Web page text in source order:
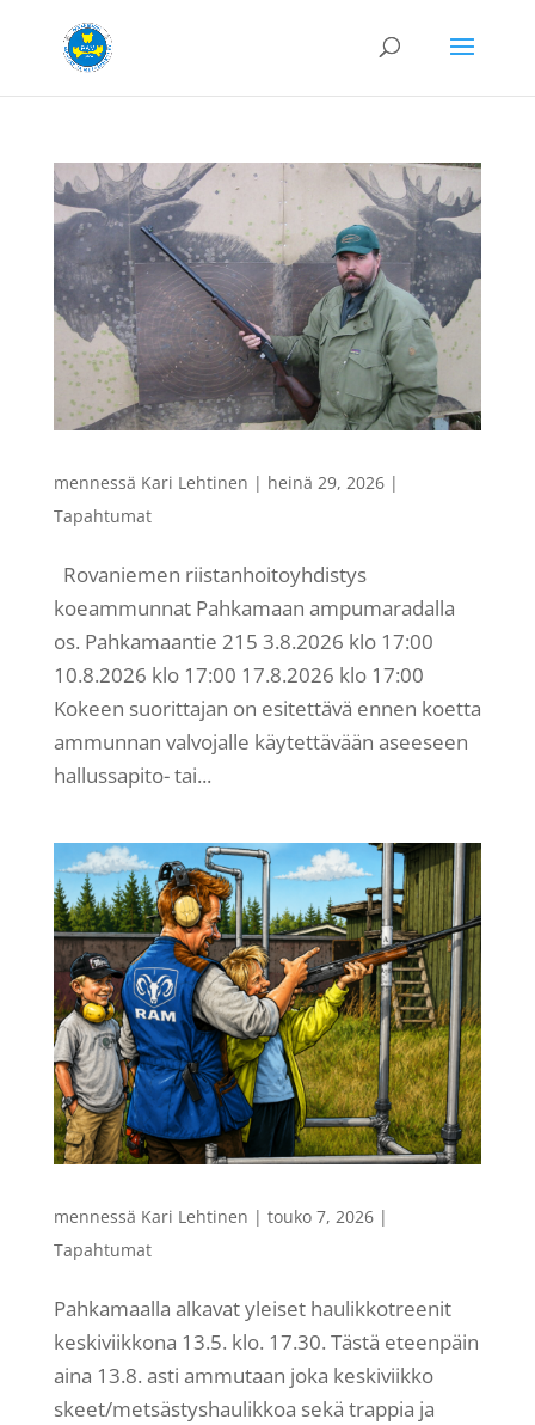
mennessä Kari Lehtinen | heinä 29, 2026|
Tapahtumat
Rovaniemen riistanhoitoyhdistys
koeammunnat Pahkamaan ampumaradalla
os. Pahkamaantie 215 3.8.2026 klo 17:00
10.8.2026 klo 17:00 17.8.2026 klo 17:00
Kokeen suorittajan on esitettävä ennen koetta
ammunnan valvojalle käytettävään aseeseen
hallussapito- tai...
mennessä Kari Lehtinen | touko 7, 2026|
Tapahtumat
Pahkamaalla alkavat yleiset haulikkotreenit
keskiviikkona 13.5. klo. 17.30. Tästä eteenpäin
aina 13.8. asti ammutaan joka keskiviikko
skeet/metsästyshaulikkoa sekä trappia ja